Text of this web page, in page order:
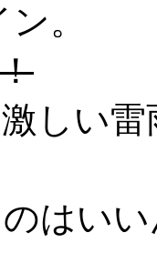
。
しい雷
はい